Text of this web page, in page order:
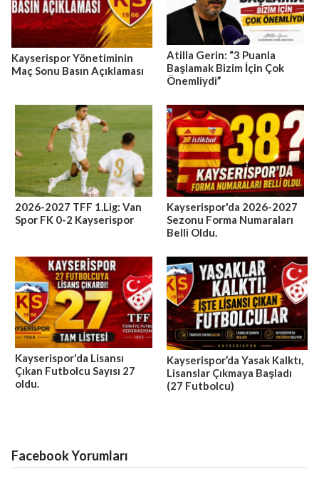
Kayserispor Yönetiminin
Maç Sonu Basın Açıklaması
Atilla Gerin: “3 Puanla
Başlamak Bizim İçin Çok
Önemliydi”
2026-2027 TFF 1.Lig: Van
Spor FK 0-2 Kayserispor
Kayserispor'da 2026-2027
Sezonu Forma Numaraları
Belli Oldu.
Kayserispor'da Lisansı
Çıkan Futbolcu Sayısı 27
oldu.
Kayserispor’da Yasak Kalktı,
Lisanslar Çıkmaya Başladı
(27 Futbolcu)
Facebook Yorumları